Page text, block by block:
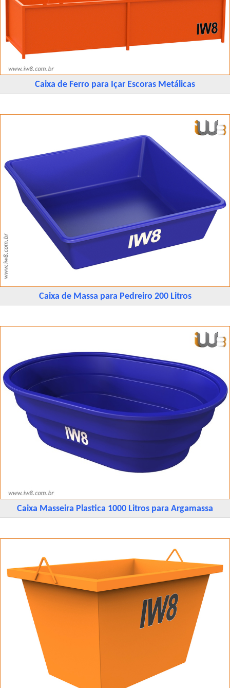
Caixa de Ferro para Içar Escoras Metálicas
Caixa de Massa para Pedreiro 200 Litros
Caixa Masseira Plastica 1000 Litros para Argamassa